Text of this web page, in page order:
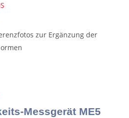
zur Ergänzung der
Messgerät ME5